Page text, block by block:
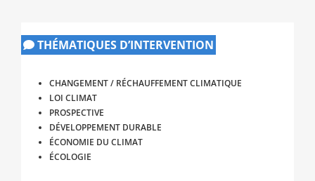
THÉMATIQUES D’INTERVENTION
CHANGEMENT / RÉCHAUFFEMENT CLIMATIQUE
LOI CLIMAT
PROSPECTIVE
DÉVELOPPEMENT DURABLE
ÉCONOMIE DU CLIMAT
ÉCOLOGIE